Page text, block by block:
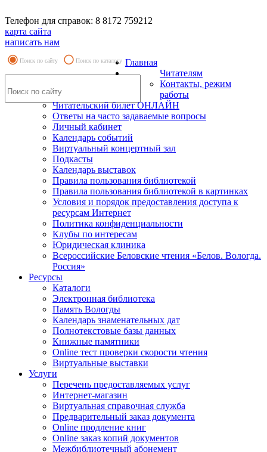
Телефон для справок: 8 8172 759212
карта сайта
написать нам
Поиск по сайту Поиск по каталогу Главная
Читателям
Контакты, режим
работы
Читательский билет ОНЛАЙН
Ответы на часто задаваемые вопросы
Личный кабинет
Календарь событий
Виртуальный концертный зал
Подкасты
Календарь выставок
Правила пользования библиотекой
Правила пользования библиотекой в картинках
Условия и порядок предоставления доступа к
ресурсам Интернет
Политика конфиденциальности
Клубы по интересам
Юридическая клиника
Всероссийские Беловские чтения «Белов. Вологда.
Россия»
Ресурсы
Каталоги
Электронная библиотека
Память Вологды
Календарь знаменательных дат
Полнотекстовые базы данных
Книжные памятники
Online тест проверки скорости чтения
Виртуальные выставки
Услуги
Перечень предоставляемых услуг
Интернет-магазин
Виртуальная справочная служба
Предварительный заказ документа
Online продление книг
Online заказ копий документов
Межбиблиотечный абонемент